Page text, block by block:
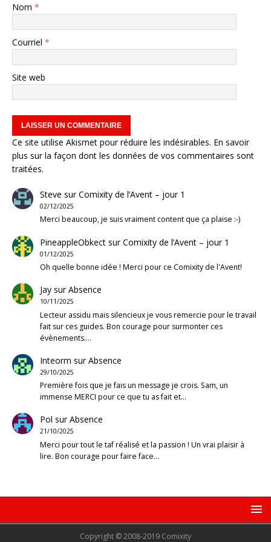
Nom *
Courriel *
Site web
Ce site utilise Akismet pour réduire les indésirables. En savoir
plus sur la façon dont les données de vos commentaires sont
traitées.
Steve surComixity de l’Avent – jour 1
02/12/2025
Merci beaucoup, je suis vraiment content que ça plaise :-)
PineappleObkectsurComixity de l’Avent – jour 1
01/12/2025
Oh quelle bonne idée ! Merci pour ce Comixity de l'Avent!
JaysurAbsence
10/11/2025
Lecteur assidu mais silencieux je vous remercie pour le travail
fait sur ces guides. Bon courage pour surmonter ces
évènements.…
Inteorm surAbsence
29/10/2025
Première fois que je fais un message je crois. Sam, un
immense MERCI pour ce que tu as fait et…
Pol surAbsence
21/10/2025
Merci pour tout le taf réalisé et la passion ! Un vrai plaisir à
lire. Bon courage pour faire face…
Copyright © 2008-2019 Comixity